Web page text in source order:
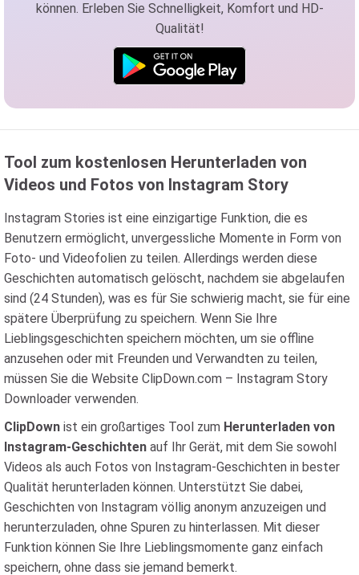
können. Erleben Sie Schnelligkeit, Komfort und HD-
Qualität!
Tool zum kostenlosen Herunterladen von
Videos und Fotos von Instagram Story
Instagram Stories ist eine einzigartige Funktion, die es
Benutzern ermöglicht, unvergessliche Momente in Form von
Foto- und Videofolien zu teilen. Allerdings werden diese
Geschichten automatisch gelöscht, nachdem sie abgelaufen
sind (24 Stunden), was es für Sie schwierig macht, sie für eine
spätere Überprüfung zu speichern. Wenn Sie Ihre
Lieblingsgeschichten speichern möchten, um sie offline
anzusehen oder mit Freunden und Verwandten zu teilen,
müssen Sie die Website ClipDown.com – Instagram Story
Downloader verwenden.
ClipDown ist ein großartiges Tool zum Herunterladen von
Instagram-Geschichten auf Ihr Gerät, mit dem Sie sowohl
Videos als auch Fotos von Instagram-Geschichten in bester
Qualität herunterladen können. Unterstützt Sie dabei,
Geschichten von Instagram völlig anonym anzuzeigen und
herunterzuladen, ohne Spuren zu hinterlassen. Mit dieser
Funktion können Sie Ihre Lieblingsmomente ganz einfach
speichern, ohne dass sie jemand bemerkt.